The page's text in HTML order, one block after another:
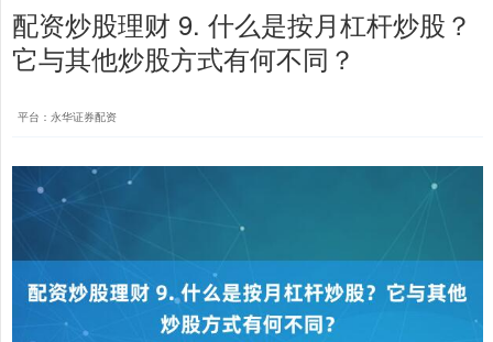
配资炒股理财 9. 什么是按月杠杆炒股？
它与其他炒股方式有何不同？
平台：永华证券配资